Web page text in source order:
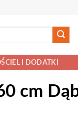
I DODATKI
cm